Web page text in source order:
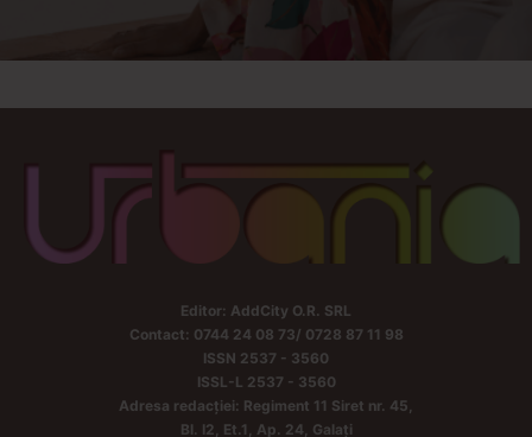
Editor: AddCity O.R. SRL
Contact: 0744 24 08 73/ 0728 87 11 98
ISSN 2537 - 3560
ISSL-L 2537 - 3560
Adresa redacției: Regiment 11 Siret nr. 45,
Bl. I2, Et.1, Ap. 24, Galați